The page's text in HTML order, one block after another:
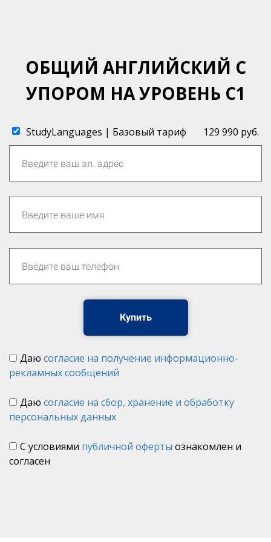
ОБЩИЙ АНГЛИЙСКИЙ С
УПОРОМ НА УРОВЕНЬ C1
StudyLanguages | Базовый тариф 129 990 руб.
Купить
Даю согласие на получение информационно-
рекламных сообщений
Даю согласие на сбор, хранение и обработку
персональных данных
С условиями публичной оферты ознакомлен и
согласен